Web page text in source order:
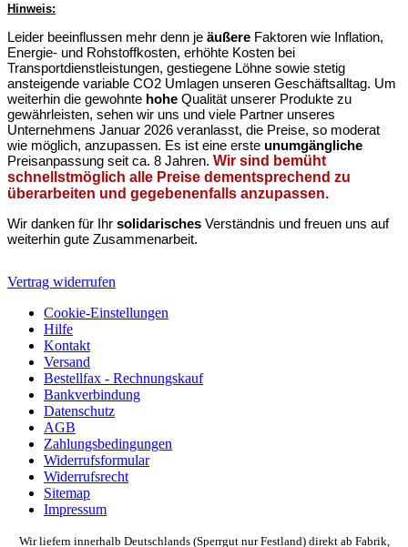
Hinweis:
Leider beeinflussen mehr denn je äußere Faktoren wie Inflation,
Energie- und Rohstoffkosten, erhöhte Kosten bei
Transportdienstleistungen, gestiegene Löhne sowie stetig
ansteigende variable CO2 Umlagen unseren Geschäftsalltag. Um
weiterhin die gewohnte hohe Qualität unserer Produkte zu
gewährleisten, sehen wir uns und viele Partner unseres
Unternehmens Januar 2026 veranlasst, die Preise, so moderat
wie möglich, anzupassen. Es ist eine erste unumgängliche
Preisanpassung seit ca. 8 Jahren. Wir sind bemüht
schnellstmöglich alle Preise dementsprechend zu
überarbeiten und gegebenenfalls anzupassen.
Wir danken für Ihr solidarisches Verständnis und freuen uns auf
weiterhin gute Zusammenarbeit.
Vertrag widerrufen
Cookie-Einstellungen
Hilfe
Kontakt
Versand
Bestellfax - Rechnungskauf
Bankverbindung
Datenschutz
AGB
Zahlungsbedingungen
Widerrufsformular
Widerrufsrecht
Sitemap
Impressum
Wir liefern innerhalb Deutschlands (Sperrgut nur Festland) direkt ab Fabrik,